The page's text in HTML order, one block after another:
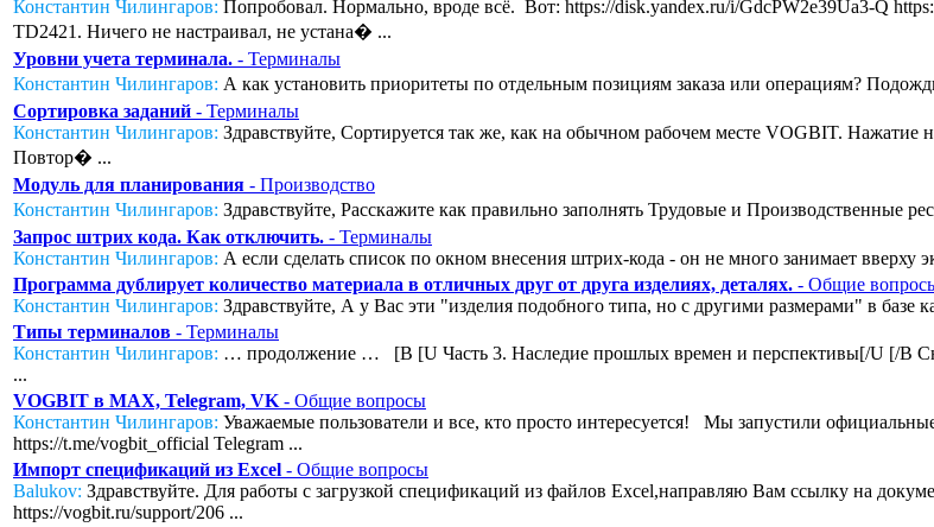
Константин Чилингаров: Попробовал. Нормально, вроде всё. Вот: https://disk.yandex.ru/i/GdcPW2e39Ua3-Q
TD2421. Ничего не настраивал, не устана� ...
Уровни учета терминала. - Терминалы
Константин Чилингаров: А как установить приоритеты по отдельным позициям заказа или операциям?
Сортировка заданий - Терминалы
Константин Чилингаров: Здравствуйте, Сортируется так же, как на обычном рабочем месте VOGBIT. Нажатие
Повтор� ...
Модуль для планирования - Производство
Константин Чилингаров: Здравствуйте, Расскажите как правильно заполнять Трудовые и Производственные
Запрос штрих кода. Как отключить. - Терминалы
Константин Чилингаров: А если сделать список по окном внесения штрих-кода - он не много занимает
Программа дублирует количество материала в отличных друг от друга изделиях, деталях. - Общие
Константин Чилингаров: Здравствуйте, А у Вас эти "изделия подобного типа, но с другими размерами" в базе
Типы терминалов - Терминалы
Константин Чилингаров: … продолжение … [B [U Часть 3. Наследие прошлых времен и перспективы[/U [/B
...
VOGBIT в MAX, Telegram, VK - Общие вопросы
Константин Чилингаров: Уважаемые пользователи и все, кто просто интересуется! Мы запустили
https://t.me/vogbit_official Telegram ...
Импорт спецификаций из Excel - Общие вопросы
Balukov: Здравствуйте. Для работы с загрузкой спецификаций из файлов Excel,направляю Вам ссылку на
https://vogbit.ru/support/206 ...